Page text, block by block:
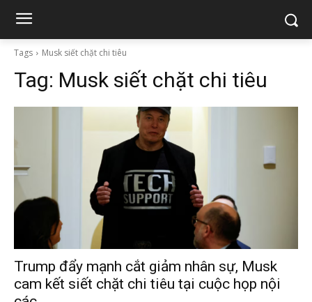
Tags Musk siết chặt chi tiêu
Tag: Musk siết chặt chi tiêu
Trump đẩy mạnh cắt giảm nhân sự, Musk
cam kết siết chặt chi tiêu tại cuộc họp nội